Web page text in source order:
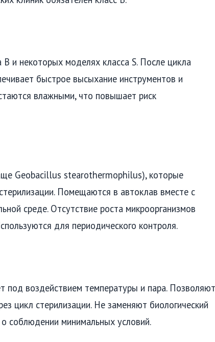
и некоторых моделях класса S. После цикла
быстрое высыхание инструментов и
влажными, что повышает риск
Geobacillus stearothermophilus), которые
Помещаются в автоклав вместе с
среде. Отсутствие роста микроорганизмов
для периодического контроля.
под воздействием температуры и пара. Позволяют
цикл стерилизации. Не заменяют биологический
соблюдении минимальных условий.